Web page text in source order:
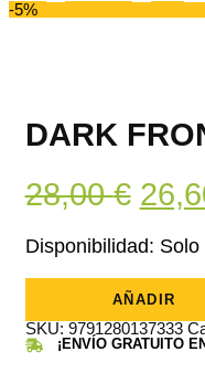
-5%
DARK
28,00€ El
era:
Disponibilidad: Solo
cantidad
AÑADIR
SKU: 9791280137333
¡ENVÍO GRATUITO